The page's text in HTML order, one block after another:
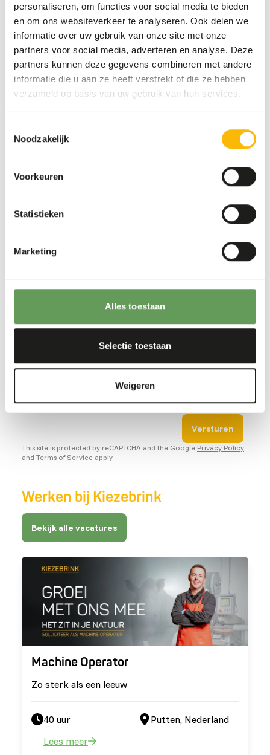
personaliseren, om functies voor social media te bieden
en om ons websiteverkeer te analyseren. Ook delen we
informatie over uw gebruik van onze site met onze
partners voor social media, adverteren en analyse. Deze
partners kunnen deze gegevens combineren met andere
informatie die u aan ze heeft verstrekt of die ze hebben
verzameld op basis van uw gebruik van hun services.
Noodzakelijk
Voorkeuren
Statistieken
Marketing
Alles toestaan
Selectie toestaan
Weigeren
Sollicitatieformulier
Vacature
E-mailadres
CV
Versturen
This site is protected by reCAPTCHA and the Google Privacy Policy
and Terms of Service apply.
Werken bij Kiezebrink
Bekijk alle vacatures
Machine Operator
Zo sterk als een leeuw
40 uur
Putten, Nederland
Lees meer